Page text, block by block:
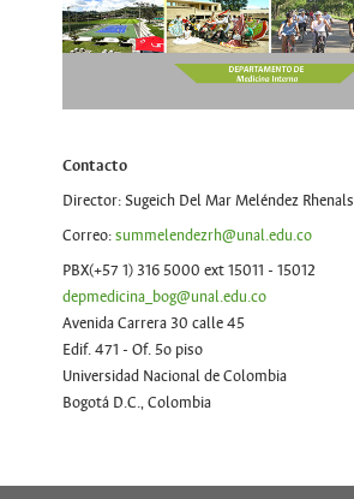
Contacto
Director: Sugeich Del Mar Meléndez Rhenals
Correo:summelendezrh@unal.edu.co
PBX(+57 1) 316 5000 ext 15011 - 15012
depmedicina_bog@unal.edu.co
Avenida Carrera 30 calle 45
Edif. 471 - Of. 5o piso
Universidad Nacional de Colombia
Bogotá D.C., Colombia